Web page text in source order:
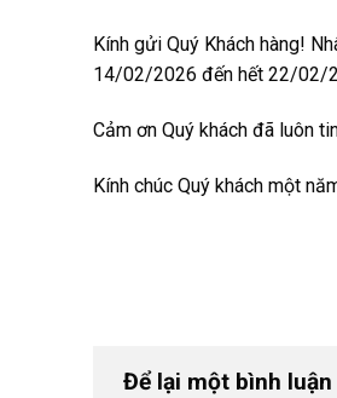
Kính gửi Quý Khách hàng!
14/02/2026 đến hết 22/02/
Cảm ơn Quý khách đã luôn
Kính chúc Quý khách một
Để lại một bình luận